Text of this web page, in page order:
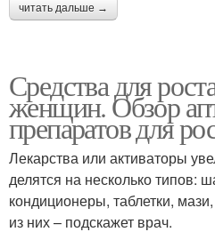
читать дальше →
Средства для
женщин. Обзор
препаратов для
Лекарства или активаторы
делятся на несколько типов:
кондиционеры, таблетки,
из них – подскажет врач.